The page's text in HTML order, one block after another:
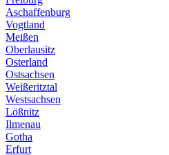
Aschaffenburg
Vogtland
Meißen
Oberlausitz
Osterland
Ostsachsen
Weißeritztal
Westsachsen
Lößnitz
Ilmenau
Gotha
Erfurt